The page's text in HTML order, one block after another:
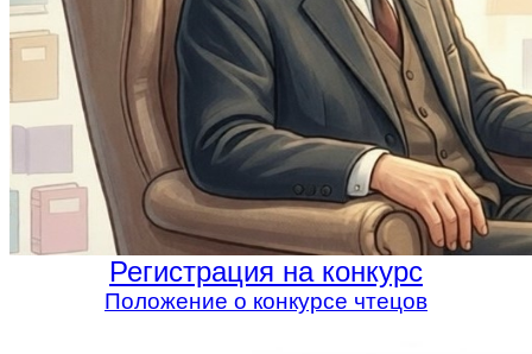
Регистрация на конкурс
Положение о конкурсе чтецов